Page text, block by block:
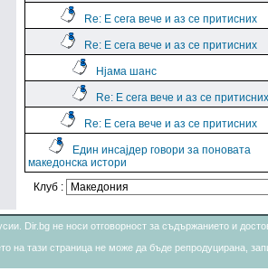
Re: Е сега вече и аз се притисних
Re: Е сега вече и аз се притисних
Нјама шанс
Re: Е сега вече и аз се притисних
Re: Е сега вече и аз се притисних
Един инсајдер говори за поновата
македонска истори
Клуб :
Dir.bg не носи отговорност за съдържанието и
на тази страница не може да бъде репродуцирана,